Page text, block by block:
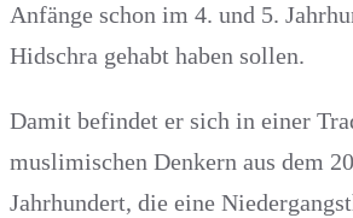
Anfänge schon im 4. und 5.
Hidschra gehabt haben sollen.
Damit befindet er sich in einer
muslimischen Denkern aus dem
Jahrhundert, die eine